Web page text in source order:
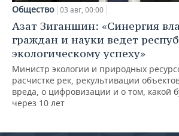
Общество 03 авг, 00:00
Азат Зиганшин: «Синергия
граждан и науки ведет
экологическому успеху»
Министр экологии и природных
расчистке рек, рекультивации
вреда, о цифровизации и о том, какой
через 10 лет